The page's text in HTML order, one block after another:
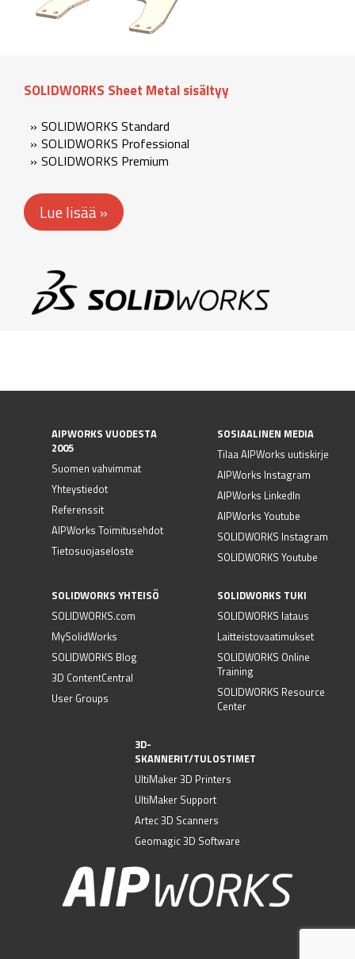
SOLIDWORKS Sheet Metal sisältyy
SOLIDWORKS Standard
SOLIDWORKS Professional
SOLIDWORKS Premium
AIPWORKS VUODESTA
2005
Suomen vahvimmat
Yhteystiedot
Referenssit
AIPWorks Toimitusehdot
Tietosuojaseloste
SOSIAALINEN MEDIA
Tilaa AIPWorks uutiskirje
AIPWorks Instagram
AIPWorks LinkedIn
AIPWorks Youtube
SOLIDWORKS Instagram
SOLIDWORKS Youtube
SOLIDWORKS YHTEISÖ
SOLIDWORKS.com
MySolidWorks
SOLIDWORKS Blog
3D ContentCentral
User Groups
SOLIDWORKS TUKI
SOLIDWORKS lataus
Laitteistovaatimukset
SOLIDWORKS Online
Training
SOLIDWORKS Resource
Center
3D-
SKANNERIT/TULOSTIMET
UltiMaker 3D Printers
UltiMaker Support
Artec 3D Scanners
Geomagic 3D Software